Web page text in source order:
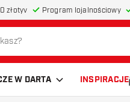
złotyv Program lojalnościowy
W DARTA INSPIRACJE